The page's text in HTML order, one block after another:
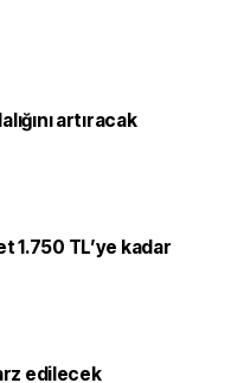
artıracak
1.750 TL’ye kadar
edilecek